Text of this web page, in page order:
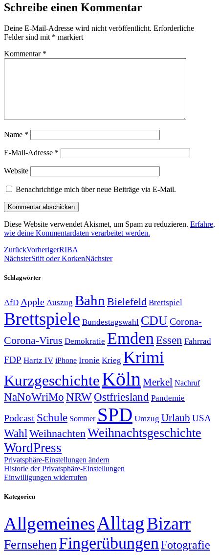
Schreibe einen Kommentar
Deine E-Mail-Adresse wird nicht veröffentlicht. Erforderliche
Felder sind mit * markiert
Kommentar *
Name *
E-Mail-Adresse *
Website
Benachrichtige mich über neue Beiträge via E-Mail.
Diese Website verwendet Akismet, um Spam zu reduzieren. Erfahre,
wie deine Kommentardaten verarbeitet werden.
ZurückVorherigerRIBA
NächsterStift oder KorkenNächster
Schlagwörter
AfD Apple Auszug Bahn Bielefeld Brettspiel
Brettspiele Bundestagswahl CDUCorona-
Corona-Virus Demokratie Emden Essen Fahrrad
FDP Hartz IV iPhone Ironie Krieg Krimi
KurzgeschichteKölnMerkel Nachruf
NaNoWriMo NRWOstfriesland Pandemie
Podcast Schule Sommer SPD Umzug Urlaub USA
WahlWeihnachtenWeihnachtsgeschichte
WordPress
Privatsphäre-Einstellungen ändern
Historie der Privatsphäre-Einstellungen
Einwilligungen widerrufen
Kategorien
AllgemeinesAlltagBizarr
Fernsehen Fingerübungen Fotografie